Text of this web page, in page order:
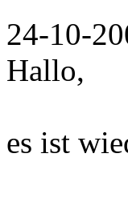
24-10-
Hallo,
es ist